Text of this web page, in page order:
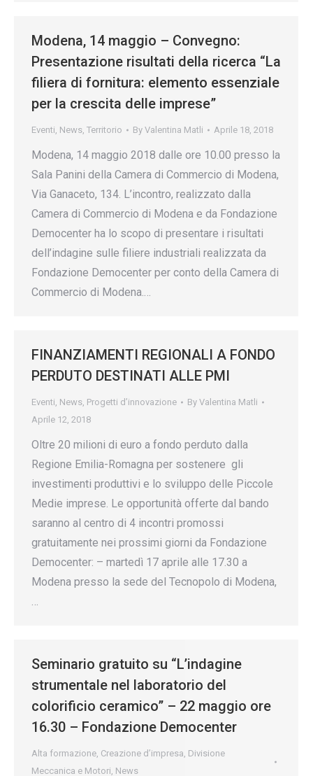
Modena, 14 maggio – Convegno:
Presentazione risultati della ricerca “La
filiera di fornitura: elemento essenziale
per la crescita delle imprese”
Eventi, News, Territorio By Valentina Matli Aprile 18, 2018
Modena, 14 maggio 2018 dalle ore 10.00 presso la
Sala Panini della Camera di Commercio di Modena,
Via Ganaceto, 134. L’incontro, realizzato dalla
Camera di Commercio di Modena e da Fondazione
Democenter ha lo scopo di presentare i risultati
dell’indagine sulle filiere industriali realizzata da
Fondazione Democenter per conto della Camera di
Commercio di Modena.…
FINANZIAMENTI REGIONALI A FONDO
PERDUTO DESTINATI ALLE PMI
Eventi, News, Progetti d’innovazione By Valentina Matli
Aprile 12, 2018
Oltre 20 milioni di euro a fondo perduto dalla
Regione Emilia-Romagna per sostenere gli
investimenti produttivi e lo sviluppo delle Piccole
Medie imprese. Le opportunità offerte dal bando
saranno al centro di 4 incontri promossi
gratuitamente nei prossimi giorni da Fondazione
Democenter: – martedì 17 aprile alle 17.30 a
Modena presso la sede del Tecnopolo di Modena,
…
Seminario gratuito su “L’indagine
strumentale nel laboratorio del
colorificio ceramico” – 22 maggio ore
16.30 – Fondazione Democenter
Alta formazione, Creazione d’impresa, Divisione
Meccanica e Motori, News